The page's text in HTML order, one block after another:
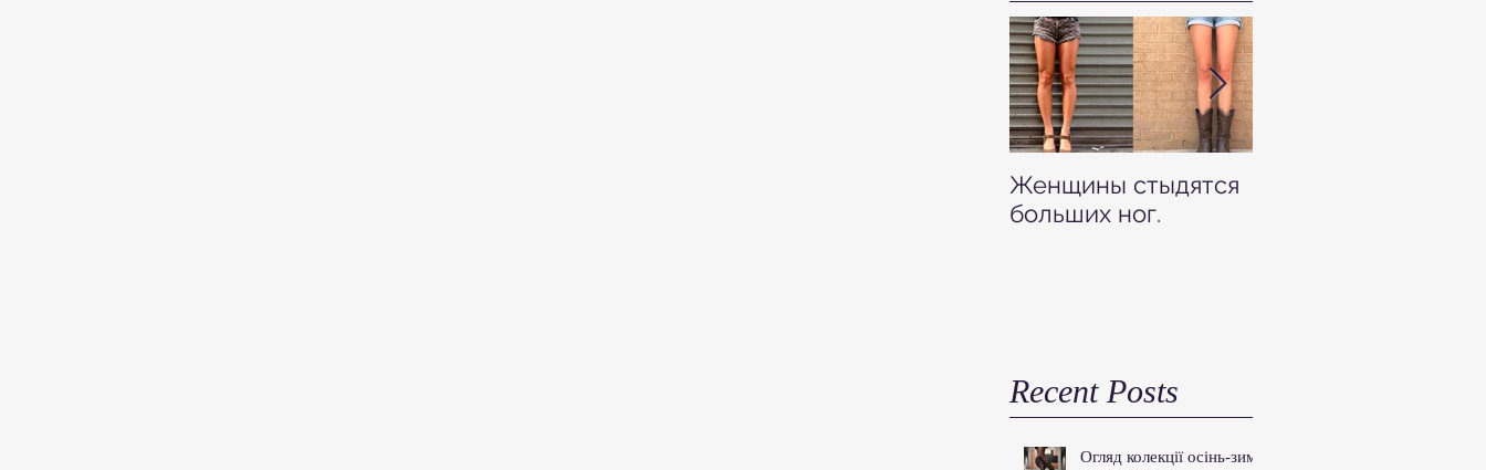
Женщины стыдятся
больших ног.
Recent Posts
Огляд колекції осінь-зима